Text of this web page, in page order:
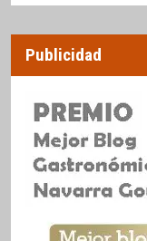
Publicidad